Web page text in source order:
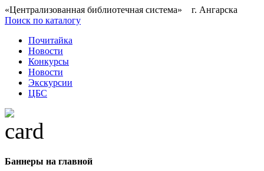
«Централизованная библиотечная система» г. Ангарска
Поиск по каталогу
Почитайка
Новости
Конкурсы
Новости
Экскурсии
ЦБС
Баннеры на главной